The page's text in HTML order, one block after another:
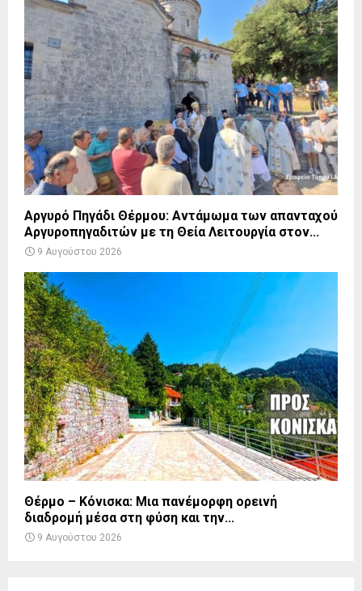
Αργυρό Πηγάδι Θέρμου: Αντάμωμα των απανταχού
Αργυροπηγαδιτών με τη Θεία Λειτουργία στον...
9 Αυγούστου 2026
Θέρμο – Κόνισκα: Μια πανέμορφη ορεινή
διαδρομή μέσα στη φύση και την...
9 Αυγούστου 2026